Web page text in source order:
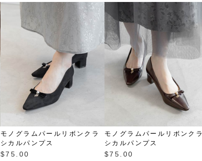
モノグラムパールリボンクラ
シカルパンプス
$‌75.00
モノグラムパールリボンクラ
シカルパンプス
$‌75.00